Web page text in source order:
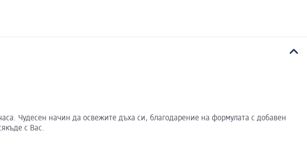
Чудесен начин да освежите дъха си, благодарение на формулата с добавен
с Вас.